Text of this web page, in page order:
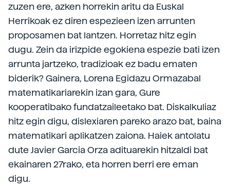
zuzen ere, azken horrekin aritu da Euskal
Herrikoak ez diren espezieen izen arrunten
proposamen bat lantzen. Horretaz hitz egin
dugu. Zein da irizpide egokiena espezie bati izen
arrunta jartzeko, tradizioak ez badu ematen
biderik? Gainera, Lorena Egidazu Ormazabal
matematikariarekin izan gara, Gure
kooperatibako fundatzaileetako bat. Diskalkuliaz
hitz egin digu, dislexiaren pareko arazo bat, baina
matematikari aplikatzen zaiona. Haiek antolatu
dute Javier Garcia Orza adituarekin hitzaldi bat
ekainaren 27rako, eta horren berri ere eman
digu.